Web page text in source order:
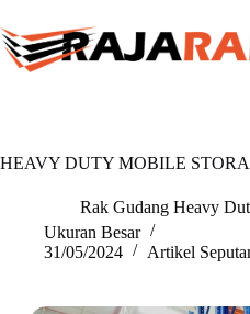
to
content
HEAVY DUTY MOBILE
Rak Gudang Heavy
Ukuran Besar
31/05/2024
Artikel